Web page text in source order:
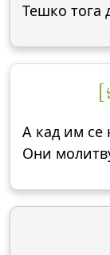
Тешко тога
А кад им се
Они